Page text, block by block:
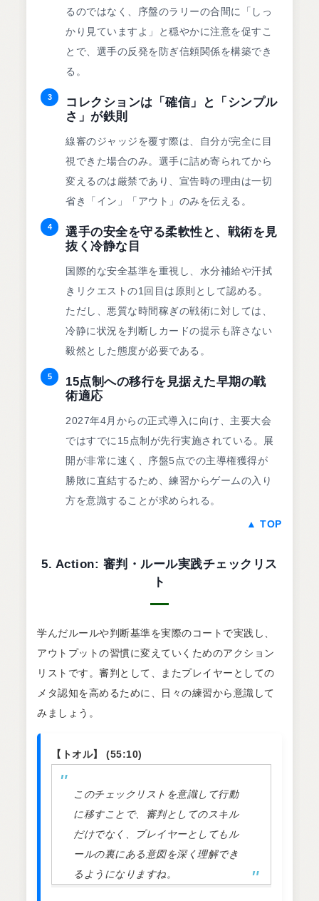
るのではなく、序盤のラリーの合間に「しっ
かり見ていますよ」と穏やかに注意を促すこ
とで、選手の反発を防ぎ信頼関係を構築でき
る。
3
コレクションは「確信」と「シンプル
さ」が鉄則
線審のジャッジを覆す際は、自分が完全に目
視できた場合のみ。選手に詰め寄られてから
変えるのは厳禁であり、宣告時の理由は一切
省き「イン」「アウト」のみを伝える。
4
選手の安全を守る柔軟性と、戦術を見
抜く冷静な目
国際的な安全基準を重視し、水分補給や汗拭
きリクエストの1回目は原則として認める。
ただし、悪質な時間稼ぎの戦術に対しては、
冷静に状況を判断しカードの提示も辞さない
毅然とした態度が必要である。
5
15点制への移行を見据えた早期の戦
術適応
2027年4月からの正式導入に向け、主要大会
ではすでに15点制が先行実施されている。展
開が非常に速く、序盤5点での主導権獲得が
勝敗に直結するため、練習からゲームの入り
方を意識することが求められる。
▲ TOP
5. Action: 審判・ルール実践チェックリス
ト
学んだルールや判断基準を実際のコートで実践し、
アウトプットの習慣に変えていくためのアクション
リストです。審判として、またプレイヤーとしての
メタ認知を高めるために、日々の練習から意識して
みましょう。
【トオル】 (55:10)
このチェックリストを意識して行動
に移すことで、審判としてのスキル
だけでなく、プレイヤーとしてもル
ールの裏にある意図を深く理解でき
るようになりますね。